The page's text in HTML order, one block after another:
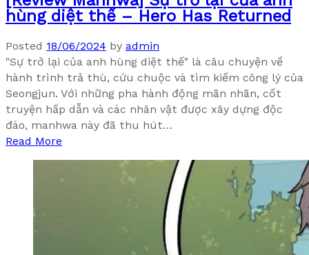
hùng diệt thế – Hero Has Returned
Posted 18/06/2024 by admin
"Sự trở lại của anh hùng diệt thế" là câu chuyện về
hành trình trả thù, cứu chuộc và tìm kiếm công lý của
Seongjun. Với những pha hành động mãn nhãn, cốt
truyện hấp dẫn và các nhân vật được xây dựng độc
đáo, manhwa này đã thu hút…
Read More